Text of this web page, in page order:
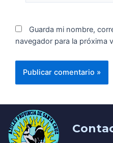
Guarda mi nombre,
navegador para la próxima